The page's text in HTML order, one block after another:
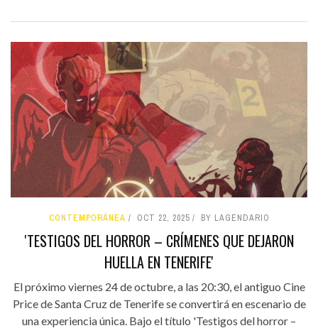
CONTEMPORÁNEA OCT 22, 2025 BY LAGENDARIO
'TESTIGOS DEL HORROR – CRÍMENES QUE DEJARON
HUELLA EN TENERIFE'
El próximo viernes 24 de octubre, a las 20:30, el antiguo Cine
Price de Santa Cruz de Tenerife se convertirá en escenario de
una experiencia única. Bajo el título 'Testigos del horror –